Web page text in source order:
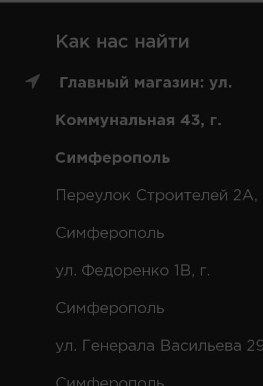
Как нас найти
Главный магазин: ул.
Коммунальная 43, г.
Симферополь
Переулок Строителей 2А,
Симферополь
ул. Федоренко 1В, г.
Симферополь
ул. Генерала Васильева